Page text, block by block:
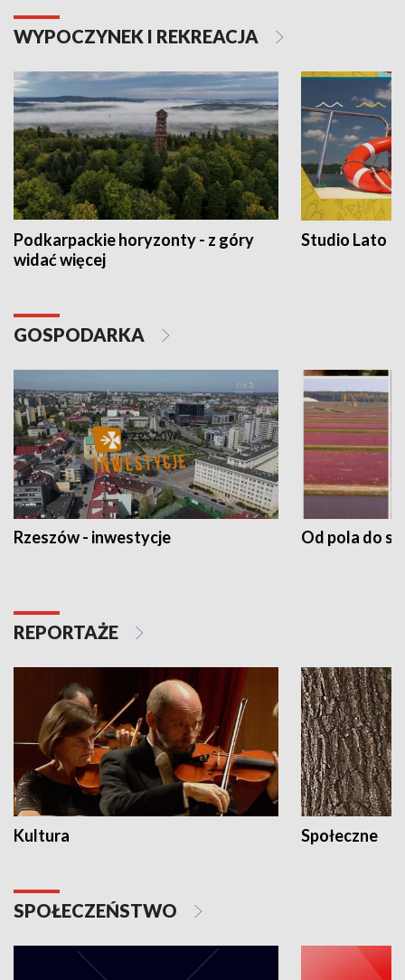
WYPOCZYNEK I REKREACJA
Podkarpackie horyzonty - z góry
widać więcej
Studio Lato
GOSPODARKA
Rzeszów - inwestycje Od pola do
REPORTAŻE
Kultura Społeczne
SPOŁECZEŃSTWO